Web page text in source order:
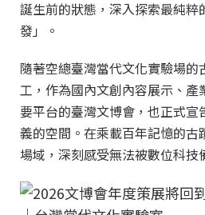
誕生前的狀態，深入探索最純粹
發」。
隨著空總臺灣當代文化實驗場的
工，作為國內文創內容展示、產
要平台的臺灣文博會，也正式宣
義的空間。在乘載百年記憶的古
場域，深刻感受無法被數位科技